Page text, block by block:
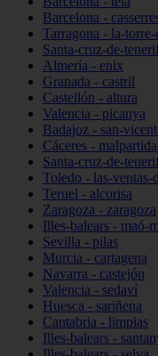
Barcelona -
Tarragona - la-
Santa-cruz-de-
Almería - enix
Granada - castril
Castellón - altura
Valencia - picanya
Badajoz - san-
Cáceres -
Santa-cruz-de-
Toledo - las-ventas-
Teruel - alcorisa
Zaragoza - zaragoza
Illes-balears - maó-
Sevilla - pilas
Murcia - cartagena
Navarra - castejón
Valencia - sedaví
Huesca - sariñena
Cantabria - limpias
Illes-balears -